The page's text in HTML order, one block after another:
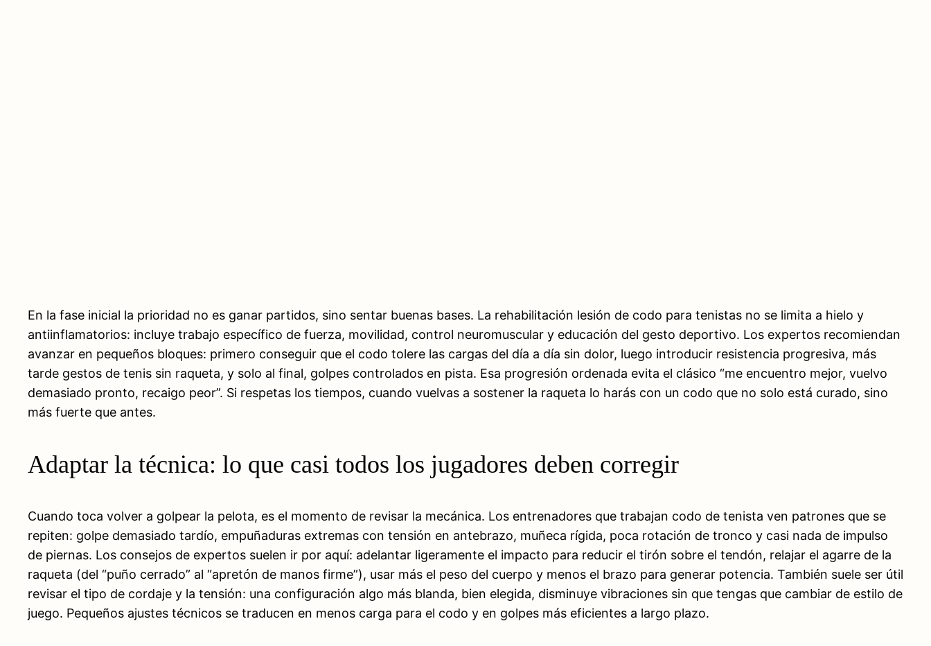
En la fase inicial la prioridad no es ganar partidos, sino sentar buenas bases. La rehabilitación lesión de codo para tenistas no se limita a hielo y
antiinflamatorios: incluye trabajo específico de fuerza, movilidad, control neuromuscular y educación del gesto deportivo. Los expertos recomiendan
avanzar en pequeños bloques: primero conseguir que el codo tolere las cargas del día a día sin dolor, luego introducir resistencia progresiva, más
tarde gestos de tenis sin raqueta, y solo al final, golpes controlados en pista. Esa progresión ordenada evita el clásico “me encuentro mejor, vuelvo
demasiado pronto, recaigo peor”. Si respetas los tiempos, cuando vuelvas a sostener la raqueta lo harás con un codo que no solo está curado, sino
más fuerte que antes.
Adaptar la técnica: lo que casi todos los jugadores deben corregir
Cuando toca volver a golpear la pelota, es el momento de revisar la mecánica. Los entrenadores que trabajan codo de tenista ven patrones que se
repiten: golpe demasiado tardío, empuñaduras extremas con tensión en antebrazo, muñeca rígida, poca rotación de tronco y casi nada de impulso
de piernas. Los consejos de expertos suelen ir por aquí: adelantar ligeramente el impacto para reducir el tirón sobre el tendón, relajar el agarre de la
raqueta (del “puño cerrado” al “apretón de manos firme”), usar más el peso del cuerpo y menos el brazo para generar potencia. También suele ser útil
revisar el tipo de cordaje y la tensión: una configuración algo más blanda, bien elegida, disminuye vibraciones sin que tengas que cambiar de estilo de
juego. Pequeños ajustes técnicos se traducen en menos carga para el codo y en golpes más eficientes a largo plazo.